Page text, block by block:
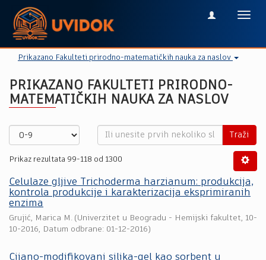
Prikazano Fakulteti prirodno-matematičkih nauka za naslov
PRIKAZANO FAKULTETI PRIRODNO-
MATEMATIČKIH NAUKA ZA NASLOV
Traži
Prikaz rezultata 99-118 od 1300
Celulaze gljive Trichoderma harzianum: produkcija,
kontrola produkcije i karakterizacija eksprimiranih
enzima
Grujić, Marica M. (Univerzitet u Beogradu - Hemijski fakultet, 10-
10-2016, Datum odbrane: 01-12-2016)
Cijano-modifikovani silika-gel kao sorbent u